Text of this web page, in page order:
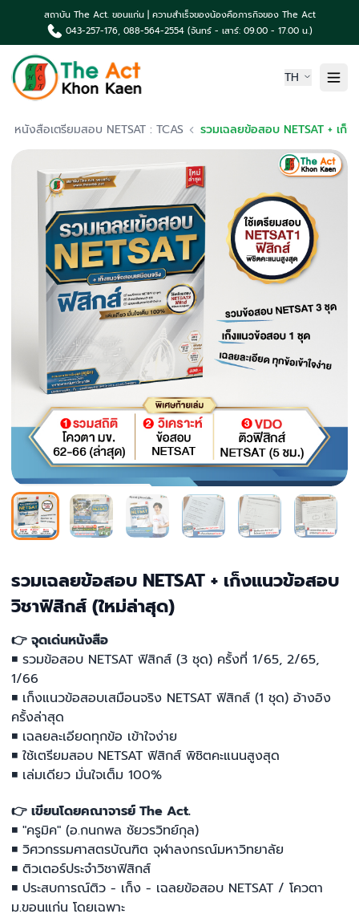
สถาบัน The Act. ขอนแก่น | ความสำเร็จของน้องคือภารกิจของ The Act
043-257-176, 088-564-2554 (จันทร์ - เสาร์: 09.00 - 17.00 น.)
TH
หน้าแรก
เกี่ยวกับเรา
ความเป็นมา The Act
ผลงานน้องค่าย The Act
คอร์สเรียน & บริการ
TCAS News & กิจกรรม
ติดต่อเรา
หนังสือเตรียมสอบ NETSAT : TCAS
รวมเฉลยข้อสอบ NETSAT + เก็งแนวข้อสอบ
วิชาฟิสิกส์ (ใหม่ล่าสุด)
👉 จุดเด่นหนังสือ
◾ รวมข้อสอบ NETSAT ฟิสิกส์ (3 ชุด) ครั้งที่ 1/65, 2/65,
1/66
◾ เก็งแนวข้อสอบเสมือนจริง NETSAT ฟิสิกส์ (1 ชุด) อ้างอิง
ครั้งล่าสุด
◾ เฉลยละเอียดทุกข้อ เข้าใจง่าย
◾ ใช้เตรียมสอบ NETSAT ฟิสิกส์ พิชิตคะแนนสูงสุด
◾ เล่มเดียว มั่นใจเต็ม 100%
👉 เขียนโดยคณาจารย์ The Act.
◾ "ครูมิค" (อ.กนกพล ชัยวรวิทย์กุล)
◾ วิศวกรรมศาสตรบัณฑิต จุฬาลงกรณ์มหาวิทยาลัย
◾ ติวเตอร์ประจำวิชาฟิสิกส์
◾ ประสบการณ์ติว - เก็ง - เฉลยข้อสอบ NETSAT / โควตา
ม.ขอนแก่น โดยเฉพาะ